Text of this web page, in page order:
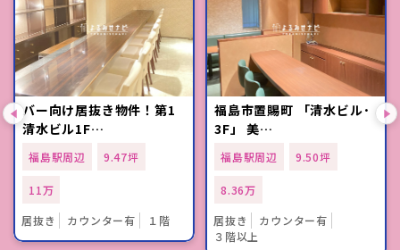
バー向け居抜き物件！第1
清水ビル1F…
福島駅周辺 9.47坪
11万
居抜き
カウンター有 １階
福島市置賜町 「清水ビル･
3F」 美…
福島駅周辺 9.50坪
8.36万
居抜き
カウンター有
３階以上